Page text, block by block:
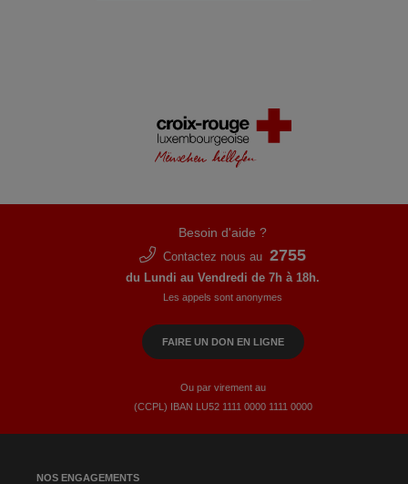
NOS ENGAGEMENTS
Besoin d'aide ?
Contactez nous au 2755
du Lundi au Vendredi de 7h à 18h.
Les appels sont anonymes
FAIRE UN DON EN LIGNE
Ou par virement au
(CCPL) IBAN LU52​ 1111​ 0000​ 1111​ 0000